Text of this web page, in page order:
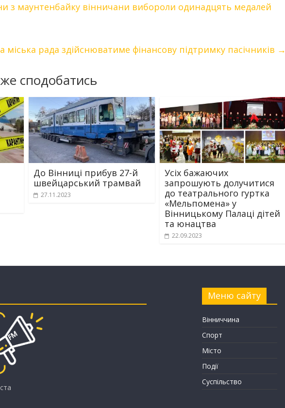
з маунтенбайку вінничани вибороли одинадцять медалей
міська рада здійснюватиме фінансову підтримку пасічників →
сподобатись
До Вінниці прибув 27-й
швейцарський трамвай
27.11.2023
Усіх бажаючих
запрошують долучитися
до театрального гуртка
«Мельпомена» у
Вінницькому Палаці дітей
та юнацтва
22.09.2023
Меню сайту
Вінниччина
Спорт
Місто
Події
Суспільство